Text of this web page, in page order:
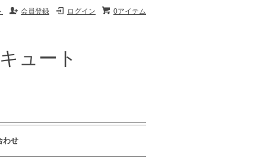
0アイテム
ログイン
会員登録
ュート
わせ